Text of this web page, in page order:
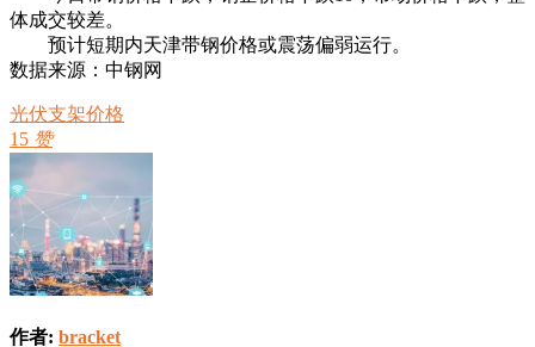
体成交较差。
预计短期内天津带钢价格或震荡偏弱运行。
数据来源：中钢网
光伏支架价格
15 赞
作者: bracket